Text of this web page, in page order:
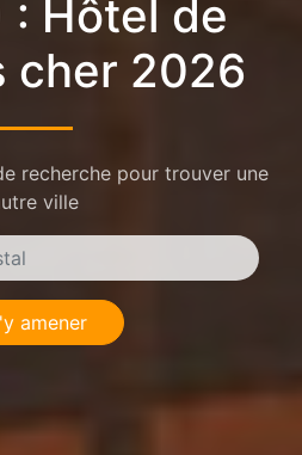
: Hôtel de
cher 2026
recherche pour trouver une
ville
amener